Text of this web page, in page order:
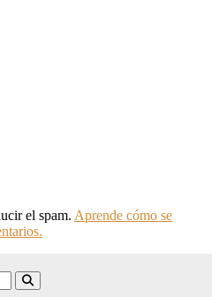
el spam. Aprende cómo se